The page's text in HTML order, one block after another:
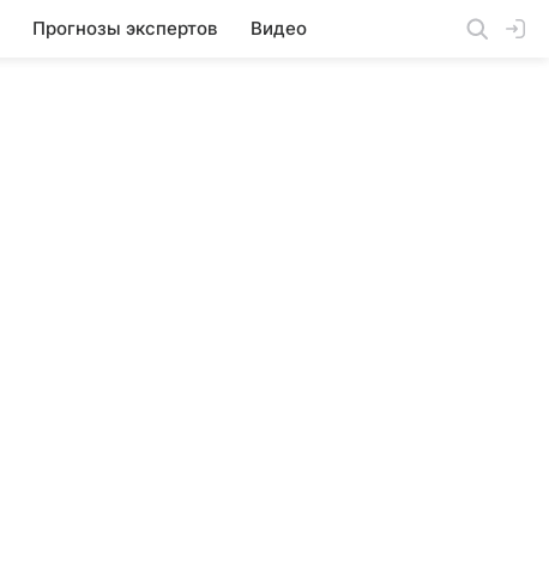
Прогнозы экспертов Видео